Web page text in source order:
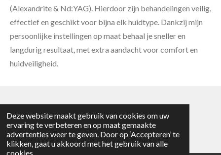
Deze website maakt gebruik van cookies om uw
ervaring te verbeteren en op maat gemaakte
advertenties weer te geven. Door op ‘Accepteren’ te
klikken, gaat u akkoord met het gebruik van alle
cookies.
(Alexandrite & Nd:YAG). Hierdoor zijn behandelingen veilig,
effectief en geschikt voor bijna elk huidtype. Dankzij mijn
persoonlijke instellingen op maat behaal je sneller en
langdurig resultaat, met extra aandacht voor comfort en
huidveiligheid.
© 2025 - 2026 LaserJolien
Powered byJouwWeb